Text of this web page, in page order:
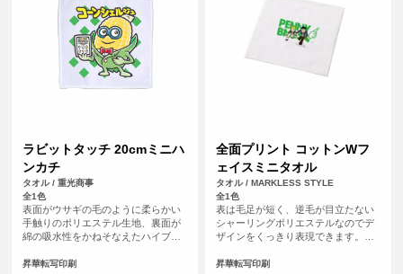
ラビットタッチ 20cmミニハ
ンカチ
タオル / 重光商事
全1色
表面がウサギの毛のように柔らかい
手触りのポリエステル生地、裏面が
綿の吸水性をかねそなえたハイブリ
昇華転写印刷
全面プリント コットンWフ
ェイスミニタオル
タオル / MARKLESS STYLE
全1色
表は毛足が短く、逆毛が目立たない
シャーリングポリエステルなのでデ
ザインをくっきり表現できます。裏
ある程度の厚みが維持され、吸水性
昇華転写印刷